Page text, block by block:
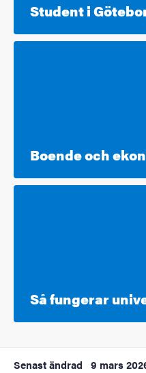
Student i
Boende och
Så fungerar
Senast ändrad 9 mars